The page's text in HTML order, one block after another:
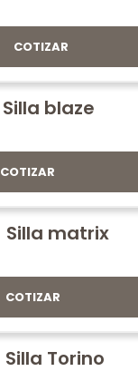
COTIZAR
Silla blaze
COTIZAR
Silla matrix
COTIZAR
Silla Torino